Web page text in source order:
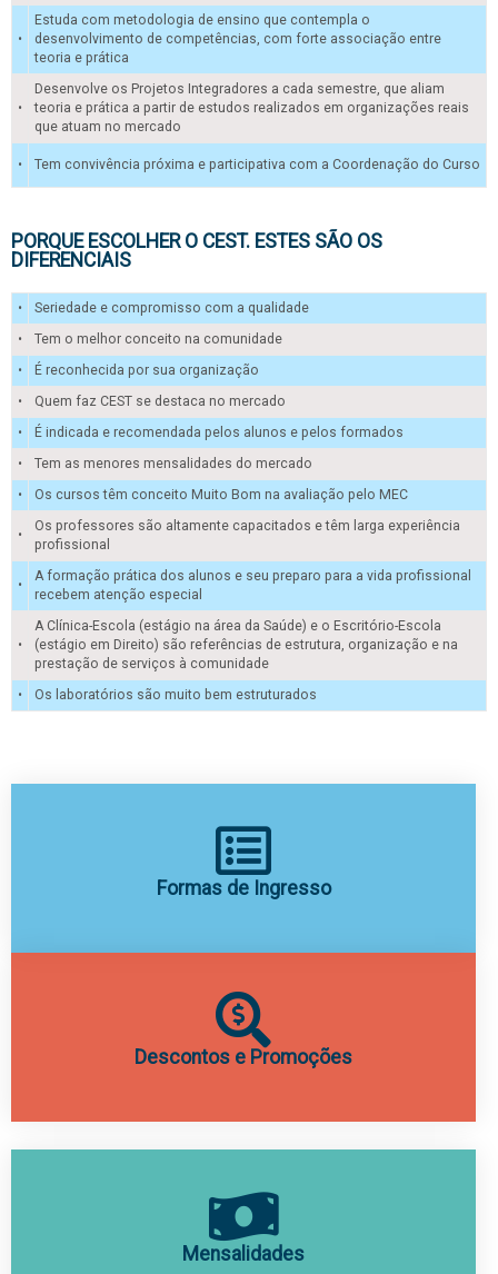
•
Estuda com metodologia de ensino que contempla o
desenvolvimento de competências, com forte associação entre
teoria e prática
•
Desenvolve os Projetos Integradores a cada semestre, que aliam
teoria e prática a partir de estudos realizados em organizações reais
que atuam no mercado
• Tem convivência próxima e participativa com a Coordenação do Curso
PORQUE ESCOLHER O CEST. ESTES SÃO OS
DIFERENCIAIS
•
Seriedade e compromisso com a qualidade
•
Tem o melhor conceito na comunidade
•
É reconhecida por sua organização
•
Quem faz CEST se destaca no mercado
•
É indicada e recomendada pelos alunos e pelos formados
•
Tem as menores mensalidades do mercado
•
Os cursos têm conceito Muito Bom na avaliação pelo MEC
•
Os professores são altamente capacitados e têm larga experiência
profissional
•
A formação prática dos alunos e seu preparo para a vida profissional
recebem atenção especial
•
A Clínica-Escola (estágio na área da Saúde) e o Escritório-Escola
(estágio em Direito) são referências de estrutura, organização e na
prestação de serviços à comunidade
•
Os laboratórios são muito bem estruturados
Formas de Ingresso
Descontos e Promoções
Mensalidades